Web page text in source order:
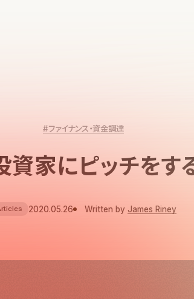
#ファイナンス・資金調達
資家にピッチをす
2020.05.26 Written by James Riney